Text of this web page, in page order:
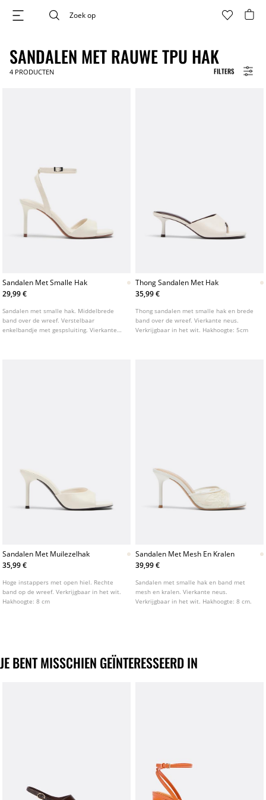
FILTERS
SANDALEN MET RAUWE TPU HAK
4 PRODUCTEN
Sandalen Met Smalle Hak
29,99 €
Sandalen met smalle hak. Middelbrede
band over de wreef. Verstelbaar
enkelbandje met gespsluiting. Vierkante
Thong Sandalen Met Hak
35,99 €
Thong sandalen met smalle hak en brede
band over de wreef. Vierkante neus.
Verkrijgbaar in het wit. Hakhoogte: 5cm
Sandalen Met Muilezelhak
35,99 €
Hoge instappers met open hiel. Rechte
band op de wreef. Verkrijgbaar in het wit.
Hakhoogte: 8 cm
Sandalen Met Mesh En Kralen
39,99 €
Sandalen met smalle hak en band met
mesh en kralen. Vierkante neus.
Verkrijgbaar in het wit. Hakhoogte: 8 cm.
JE BENT MISSCHIEN GEÏNTERESSEERD IN